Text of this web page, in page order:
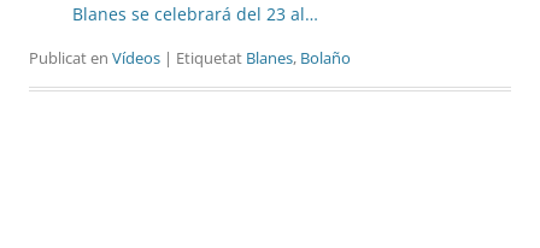
Blanes se celebrará del 23 al…
Publicat en Vídeos | Etiquetat Blanes, Bolaño